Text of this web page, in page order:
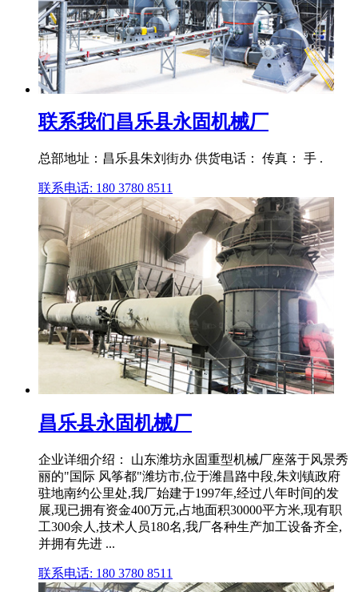
联系我们昌乐县永固机械厂
总部地址：昌乐县朱刘街办 供货电话： 传真： 手 .
联系电话: 180 3780 8511
昌乐县永固机械厂
企业详细介绍： 山东潍坊永固重型机械厂座落于风景秀
丽的"国际 风筝都"潍坊市,位于潍昌路中段,朱刘镇政府
驻地南约公里处,我厂始建于1997年,经过八年时间的发
展,现已拥有资金400万元,占地面积30000平方米,现有职
工300余人,技术人员180名,我厂各种生产加工设备齐全,
并拥有先进 ...
联系电话: 180 3780 8511